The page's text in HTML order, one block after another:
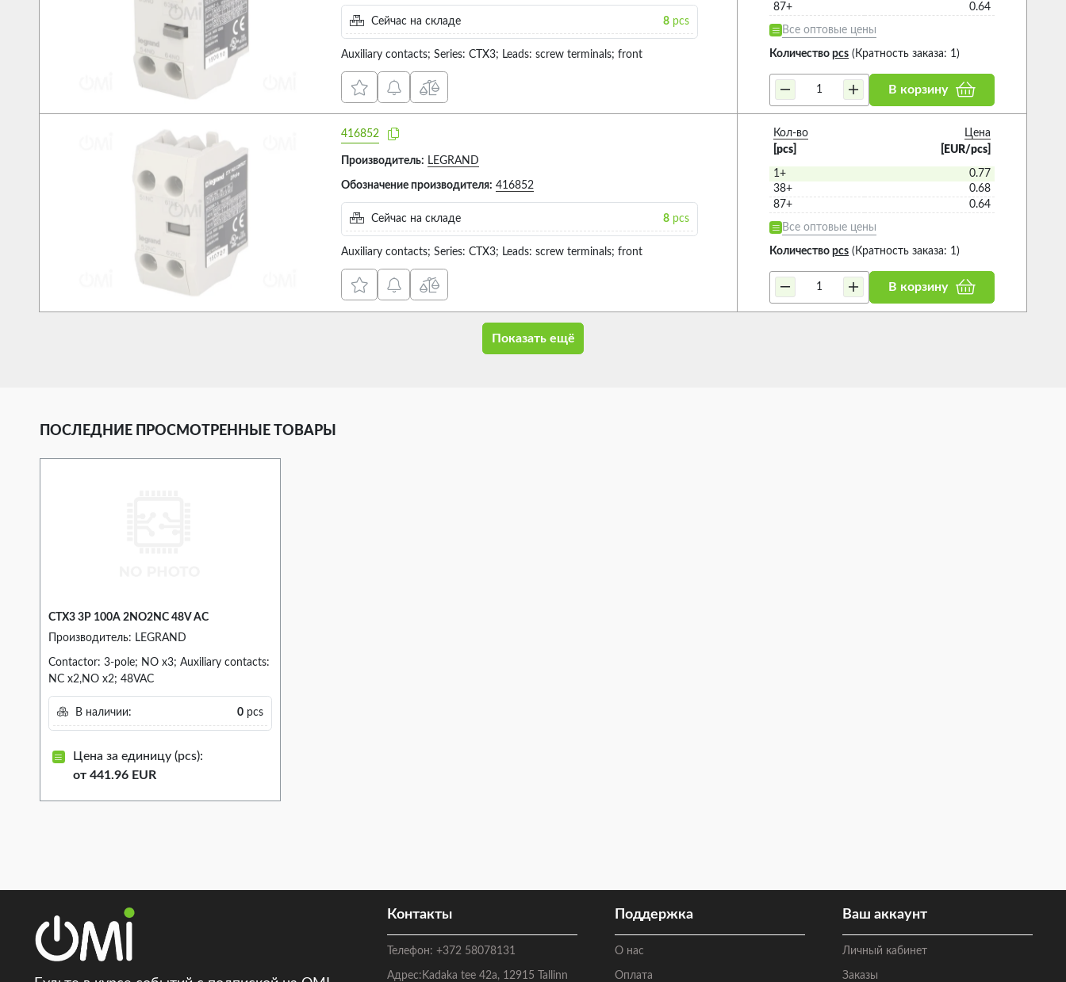
Сейчас на складе 8 pcs
Auxiliary contacts; Series: CTX3; Leads: screw terminals; front
87+
0.64
Все оптовые цены
Количество pcs (Кратность заказа: 1)
В корзину
416852
Производитель: LEGRAND
Обозначение производителя: 416852
Сейчас на складе 8 pcs
Auxiliary contacts; Series: CTX3; Leads: screw terminals; front
Кол-во
[pcs]
Цена
[EUR/pcs]
1+
0.77
38+
0.68
87+
0.64
Все оптовые цены
Количество pcs (Кратность заказа: 1)
В корзину
Показать ещё
ПОСЛЕДНИЕ ПРОСМОТРЕННЫЕ ТОВАРЫ
CTX3 3P 100A 2NO2NC 48V AC
Производитель: LEGRAND
Contactor: 3-pole; NO x3; Auxiliary contacts:
NC x2,NO x2; 48VAC
В наличии: 0pcs
Цена за единицу (pcs):
от 441.96 EUR
Контакты
Телефон:+372 58078131
Адрес: Kadaka tee 42a, 12915 Tallinn
Поддержка
О нас
Оплата
Ваш аккаунт
Личный кабинет
Заказы